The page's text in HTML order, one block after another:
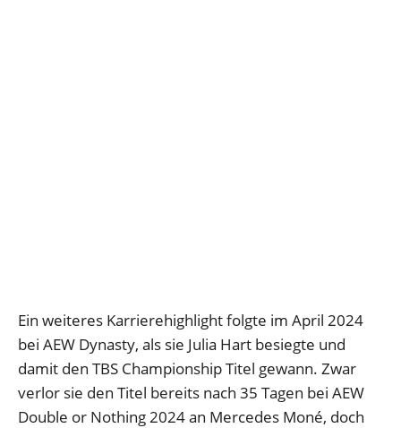
Ein weiteres Karrierehighlight folgte im April 2024
bei AEW Dynasty, als sie Julia Hart besiegte und
damit den TBS Championship Titel gewann. Zwar
verlor sie den Titel bereits nach 35 Tagen bei AEW
Double or Nothing 2024 an Mercedes Moné, doch